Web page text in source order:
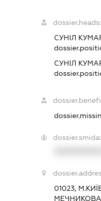
dossier.heads:
СУНІЛ
СУНІЛ
dossier.smida:
01023,